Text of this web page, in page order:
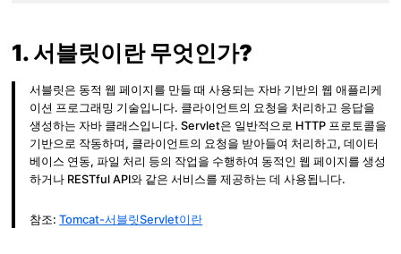
1. 서블릿이란 무엇인가?
서블릿은 동적 웹 페이지를 만들 때 사용되는 자바 기반의 웹 애플리케
이션 프로그래밍 기술입니다. 클라이언트의 요청을 처리하고 응답을
생성하는 자바 클래스입니다. Servlet은 일반적으로 HTTP 프로토콜을
기반으로 작동하며, 클라이언트의 요청을 받아들여 처리하고, 데이터
베이스 연동, 파일 처리 등의 작업을 수행하여 동적인 웹 페이지를 생성
하거나 RESTful API와 같은 서비스를 제공하는 데 사용됩니다.
참조:Tomcat-서블릿Servlet이란